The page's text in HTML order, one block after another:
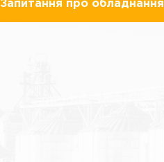
Запитання про обладнання